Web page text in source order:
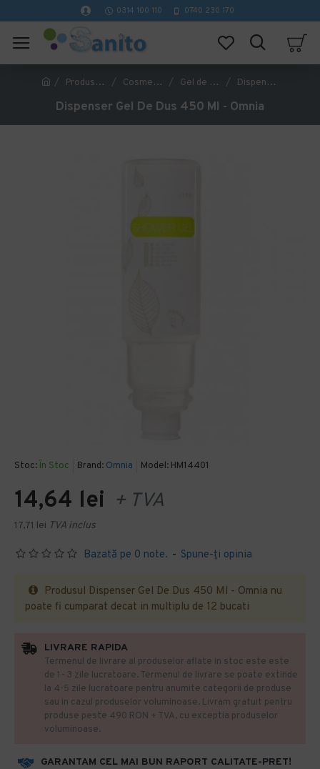
0314 100 110 0740 230 170
Produse Hoteliere Cosmetice Hoteliere Gel de Dus Hotelier Dispenser Gel De Dus 450 Ml - Omnia
Dispenser Gel De Dus 450 Ml - Omnia
Stoc: În Stoc Brand: Omnia Model: HM14401
Bazată pe 0 note. - Spune-ţi opinia
14,64 lei + TVA
17,71 lei TVA inclus
Produsul Dispenser Gel De Dus 450 Ml - Omnia nu
poate fi cumparat decat in multiplu de 12 bucati
GARANTAM CEL MAI BUN RAPORT CALITATE-PRET!
LIVRARE RAPIDA
Termenul de livrare al produselor aflate in stoc este este
de 1- 3 zile lucratoare. Termenul de livrare se poate extinde
la 4-5 zile lucratoare pentru anumite categorii de produse
sau in cazul produselor voluminoase. Livram gratuit pentru
produse peste 490 RON + TVA, cu exceptia produselor
voluminoase.